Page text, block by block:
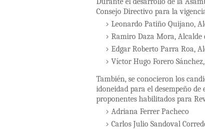
Consejo Directivo para la
Leonardo Patiño Quijano,
Ramiro Daza Mora, Alcalde
Edgar Roberto Parra Roa,
Víctor Hugo Forero
También, se conocieron los
idoneidad para el desempeño
proponentes habilitados para
Adriana Ferrer Pacheco
Carlos Julio Sandoval